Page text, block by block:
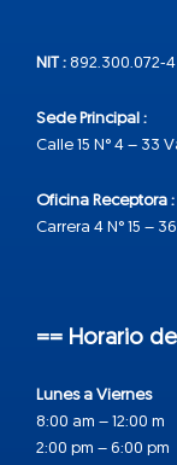
NIT : 892.300.072-4
Sede Principal :
Calle 15 N° 4 – 33
Oficina Receptora :
Carrera 4 N° 15 –
== Horario
Lunes a Viernes
8:00 am – 12:00 m
2:00 pm – 6:00 pm